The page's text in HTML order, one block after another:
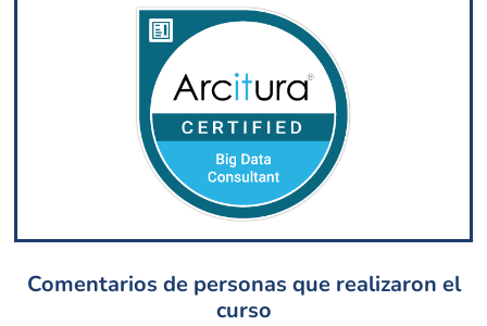
Comentarios de personas que realizaron el
curso